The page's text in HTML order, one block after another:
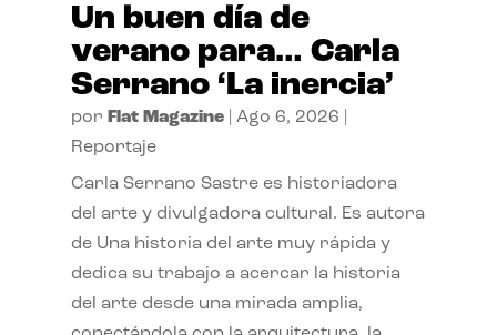
Un buen día de
verano para… Carla
Serrano ‘La inercia’
por Flat Magazine| Ago 6, 2026
Reportaje
Carla Serrano Sastre es historiadora
del arte y divulgadora cultural. Es autora
de Una historia del arte muy rápida y
dedica su trabajo a acercar la historia
del arte desde una mirada amplia,